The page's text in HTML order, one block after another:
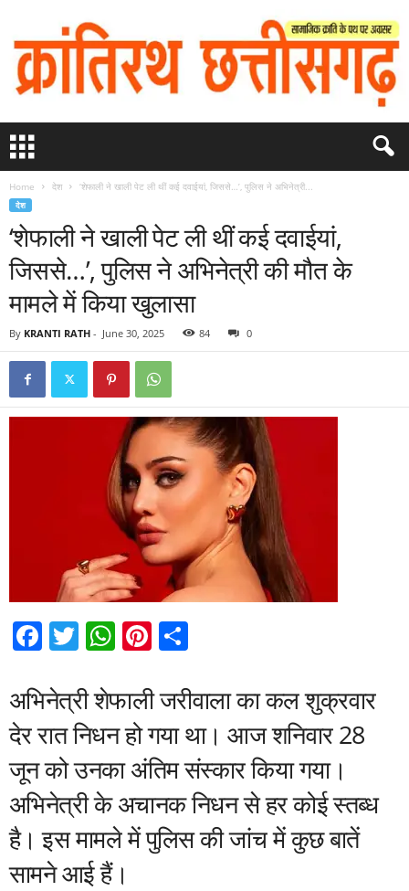
Home देश ‘शेफाली ने खाली पेट ली थीं कई दवाईयां, जिससे…’, पुलिस ने अभिनेत्री...
देश
‘शेफाली ने खाली पेट ली थीं कई दवाईयां,
जिससे…’, पुलिस ने अभिनेत्री की मौत के
मामले में किया खुलासा
By KRANTI RATH - June 30, 2025 84 0
F
c
e
b
o
o
k
T
tt
er
W
at
s
A
p
p
Pi
er
e
st
ar
e
अभिनेत्री शेफाली जरीवाला का कल शुक्रवार
देर रात निधन हो गया था। आज शनिवार 28
जून को उनका अंतिम संस्कार किया गया।
अभिनेत्री के अचानक निधन से हर कोई स्तब्ध
है। इस मामले में पुलिस की जांच में कुछ बातें
सामने आई हैं।